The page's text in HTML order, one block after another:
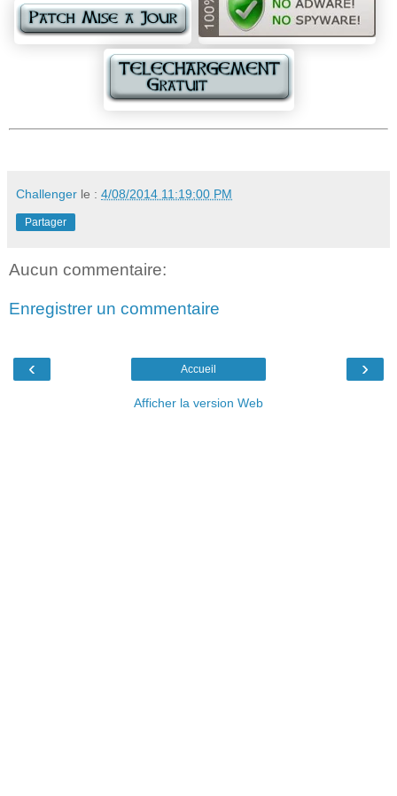
Challenger le : 4/08/2014 11:19:00 PM
Partager
Aucun commentaire:
Enregistrer un commentaire
‹ ›
Accueil
Afficher la version Web